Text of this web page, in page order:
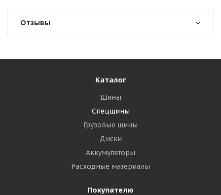
Отзывы
Каталог
Шины
Спецшины
Грузовые шины
Диски
Аккумуляторы
Расходные материалы
Покупателю